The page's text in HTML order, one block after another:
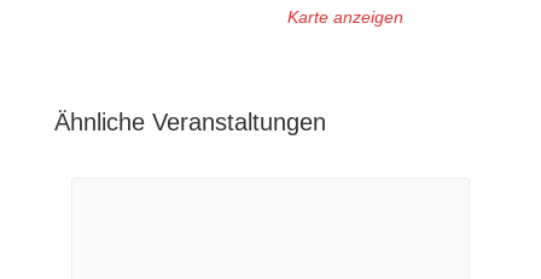
Karte anzeigen
Ähnliche Veranstaltungen